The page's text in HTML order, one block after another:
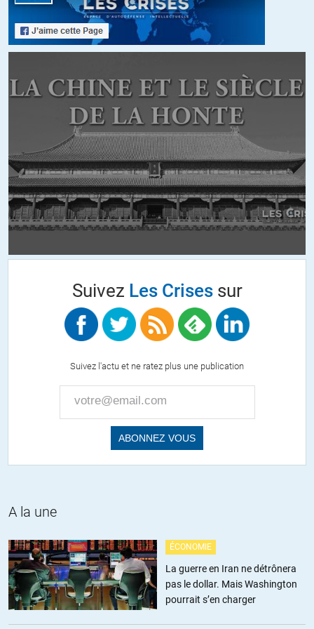
point de fâcher ceux qui apprennent à quelle sauce on les
mange.N’oublions pas non plus que dans le domaine qui nous
intéresse ici, il y a d’une part les actions purement illégales ou
adoptés par les parlements nationaux mais qui sont pour autant de
pures ignominies ; ce qui fait qu’il faut alors affronter lorsqu’on
lance une alerte un niveau de difficulté supplémentaire : légaliste ou
pas légaliste ?
2/ Néanmoins ces sacrifices sont utiles. Certes, ils n’ont pas créé
l’effondrement de ces systèmes. Certes, l’opinion publique n’a pas
eu les réactions qui auraient été véritablement adaptées. Mais les
géants qui nous abusent marchent moins bien et moins vite à
chaque fois qu’on leur mets un caillou dans la chaussure. Ce genre
d’interventions finit par créer de plus en plus de gens capables de
conscience des méfaits de leurs pratiques sociales, économiques,
sociétales et internationales. Aujourd’hui ils sont peu, mais demain
? Plus la population est sourde, plus il faut crier fort et souvent.
Plus nous serons nombreux à avoir conscience de la réalité des
de rébellion, refus de toutes formes de fatalité, partage des
Courage et résistance !
+7 ALERTER
Suivez Les Crisessur
Suivez l'actu et ne ratez plus une publication
A la une
ÉCONOMIE
La guerre en Iran ne détrônera
pas le dollar. Mais Washington
pourrait s’en charger